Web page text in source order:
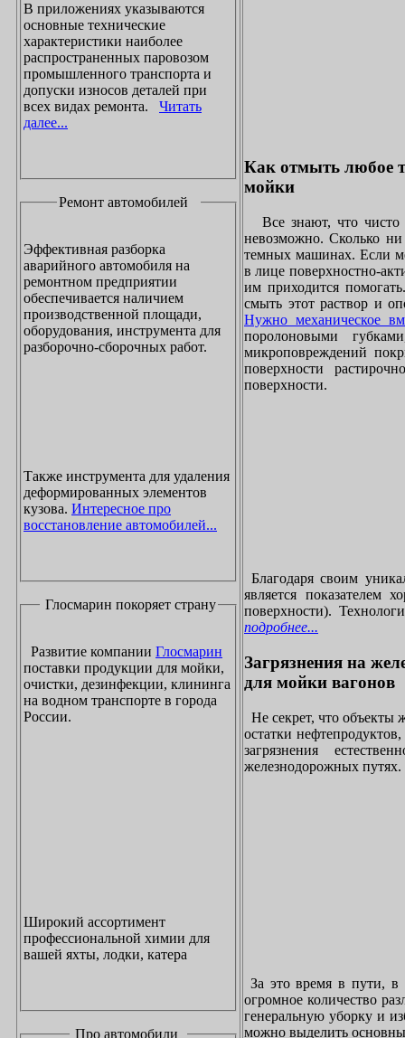
В приложениях указываются
основные технические
характеристики наиболее
распространенных паровозом
промышленного транспорта и
допуски износов деталей при
всех видах ремонта. Читать
далее...
Ремонт автомобилей
Эффективная разборка
аварийного автомобиля на
ремонтном предприятии
обеспечивается наличием
производственной площади,
оборудования, инструмента для
разборочно-сборочных работ.
Также инструмента для удаления
деформированных элементов
кузова. Интересное про
восстановление автомобилей...
Глосмарин покоряет страну
Развитие компании Глосмарин
поставки продукции для мойки,
очистки, дезинфекции, клининга
на водном транспорте в города
России.
Широкий ассортимент
профессиональной химии для
вашей яхты, лодки, катера
Про автомобили
Как отмыть любое
мойки
Все знают, что чисто
невозможно. Сколько
темных машинах. Если
в лице поверхностно-
им приходится
смыть этот раствор и
Нужно механическое
поролоновыми
микроповреждений
поверхности
поверхности.
Благодаря своим
является показателем
поверхности).
подробнее...
Загрязнения на
для мойки вагонов
Не секрет, что объекты
остатки нефтепродуктов,
загрязнения
железнодорожных путях.
За это время в пути,
огромное количество
генеральную уборку и
можно выделить